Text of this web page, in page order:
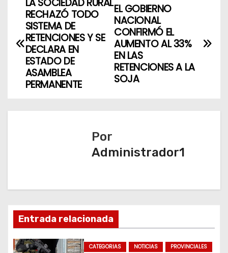
N
v
a
d
e
EL GOBIERNO
NACIONAL
CONFIRMÓ EL
AUMENTO AL 33%
EN LAS
RETENCIONES A LA
SOJA
LA SOCIEDAD RURAL
RECHAZÓ TODO
SISTEMA DE
RETENCIONES Y SE
DECLARA EN
ESTADO DE
ASAMBLEA
PERMANENTE
Por
Administrador1
Entrada relacionada
CATEGORIAS NOTICIAS PROVINCIALES